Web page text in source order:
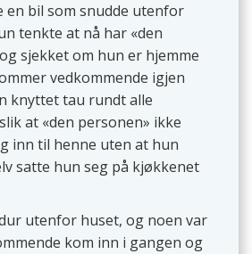
en bil som snudde utenfor
tenkte at nå har «den
sjekket om hun er hjemme
vedkommende igjen
knyttet tau rundt alle
at «den personen» ikke
inn til henne uten at hun
satte hun seg på kjøkkenet
utenfor huset, og noen var
kom inn i gangen og